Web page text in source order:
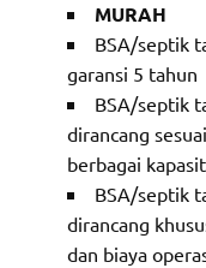
MURAH
BSA/septik
garansi 5 tahun
BSA/septik
dirancang
berbagai
BSA/septik
dirancang
dan biaya